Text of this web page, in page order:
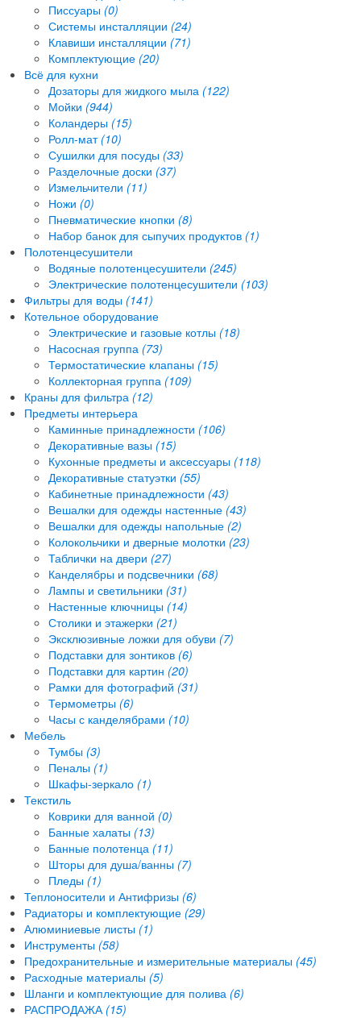
Писсуары (0)
Системы инсталляции (24)
Клавиши инсталляции (71)
Комплектующие (20)
Всё для кухни
Дозаторы для жидкого мыла (122)
Мойки (944)
Коландеры (15)
Ролл-мат (10)
Сушилки для посуды (33)
Разделочные доски (37)
Измельчители (11)
Ножи (0)
Пневматические кнопки (8)
Набор банок для сыпучих продуктов (1)
Полотенцесушители
Водяные полотенцесушители (245)
Электрические полотенцесушители (103)
Фильтры для воды (141)
Котельное оборудование
Электрические и газовые котлы (18)
Насосная группа (73)
Термостатические клапаны (15)
Коллекторная группа (109)
Краны для фильтра (12)
Предметы интерьера
Каминные принадлежности (106)
Декоративные вазы (15)
Кухонные предметы и аксессуары (118)
Декоративные статуэтки (55)
Кабинетные принадлежности (43)
Вешалки для одежды настенные (43)
Вешалки для одежды напольные (2)
Колокольчики и дверные молотки (23)
Таблички на двери (27)
Канделябры и подсвечники (68)
Лампы и светильники (31)
Настенные ключницы (14)
Столики и этажерки (21)
Эксклюзивные ложки для обуви (7)
Подставки для зонтиков (6)
Подставки для картин (20)
Рамки для фотографий (31)
Термометры (6)
Часы с канделябрами (10)
Мебель
Тумбы (3)
Пеналы (1)
Шкафы-зеркало (1)
Текстиль
Коврики для ванной (0)
Банные халаты (13)
Банные полотенца (11)
Шторы для душа/ванны (7)
Пледы (1)
Теплоносители и Антифризы (6)
Радиаторы и комплектующие (29)
Алюминиевые листы (1)
Инструменты (58)
Предохранительные и измерительные материалы (45)
Расходные материалы (5)
Шланги и комплектующие для полива (6)
РАСПРОДАЖА (15)